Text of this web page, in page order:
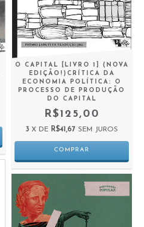
O CAPITAL [LIVRO 1] (NOVA
EDIÇÃO!)CRÍTICA DA
ECONOMIA POLÍTICA: O
PROCESSO DE PRODUÇÃO
DO CAPITAL
R$125,00
3 X DE R$41,67 SEM JUROS